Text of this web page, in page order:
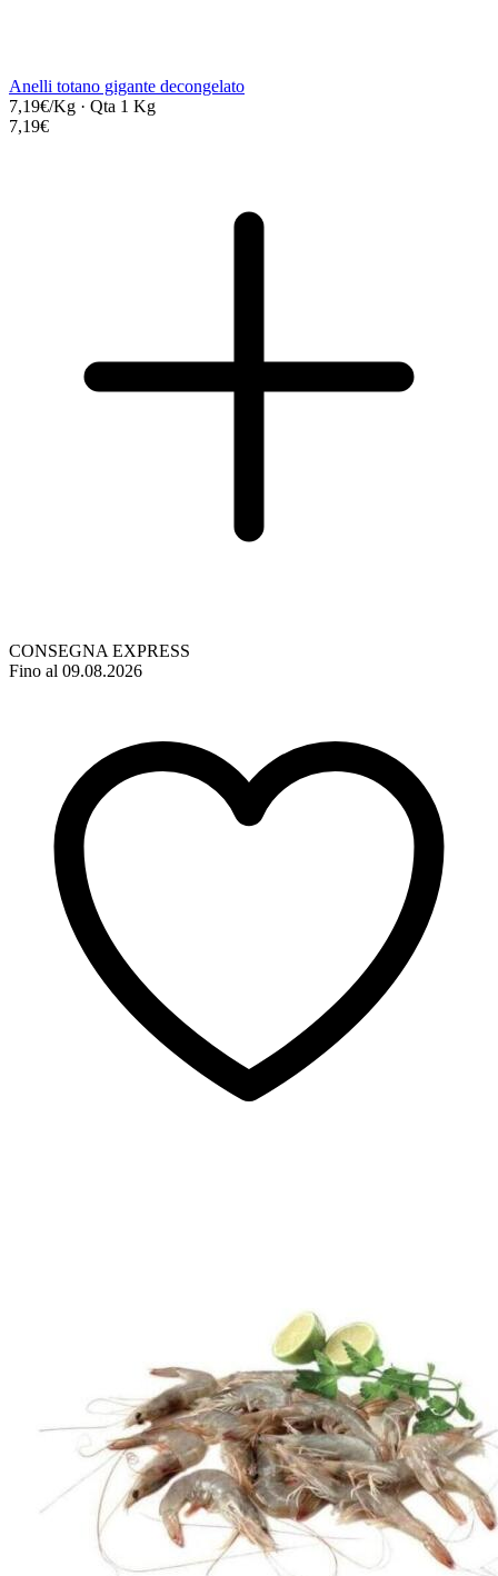
Anelli totano gigante decongelato
7,19€/Kg · Qta 1 Kg
7,19€
CONSEGNA EXPRESS
Fino al 09.08.2026